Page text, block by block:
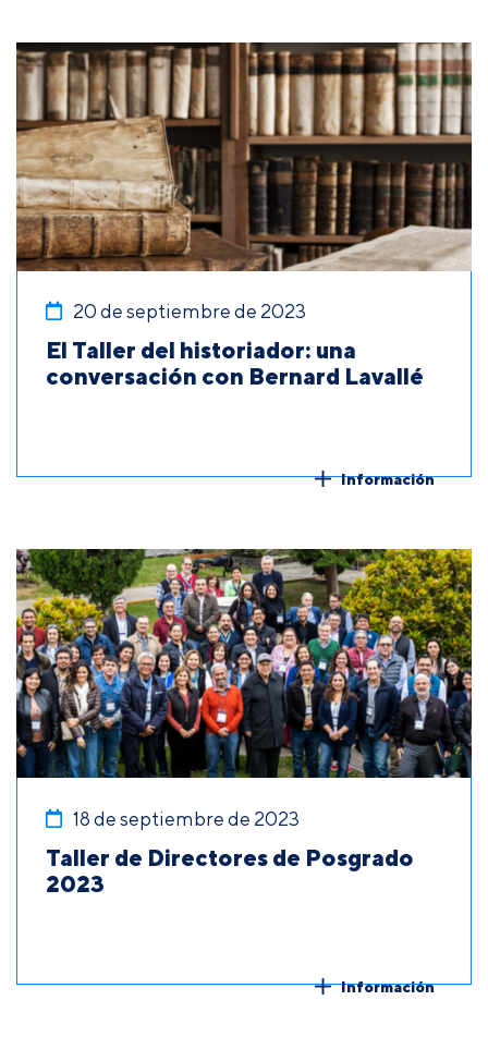
20 de septiembre de 2023
El Taller del historiador: una
conversación con Bernard Lavallé
Información
18 de septiembre de 2023
Taller de Directores de Posgrado
2023
Información